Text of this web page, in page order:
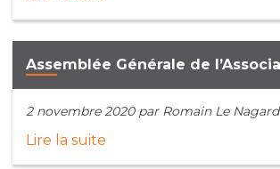
2 novembre 2020 par Romain Le Nagard
Lire la suite